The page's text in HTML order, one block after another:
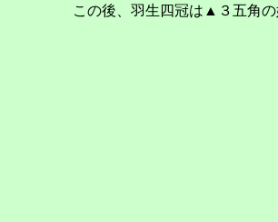
この後、羽生四冠は▲３五角の